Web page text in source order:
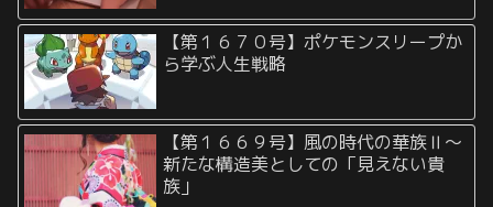
【第１６７０号】ポケモンスリープか
ら学ぶ人生戦略
【第１６６９号】風の時代の華族Ⅱ〜
新たな構造美としての「見えない貴
族」